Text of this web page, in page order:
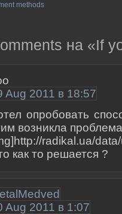
methods
на «If
Aug 2011 в 18:57
опробовать
возникла проблема
radikal.ua/
как то решается ?
Aug 2011 в 1:07